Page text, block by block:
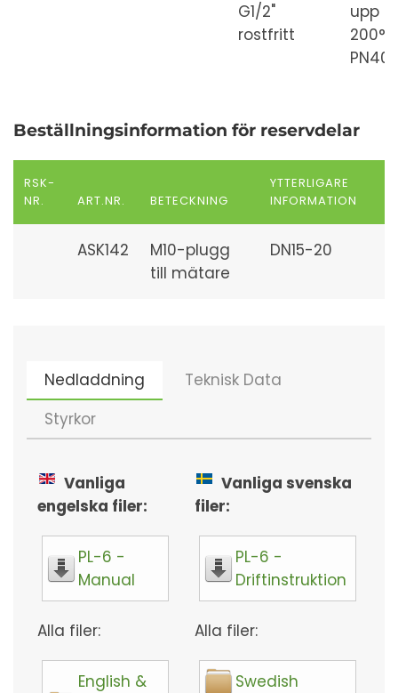
G1/2"
rostfritt
upp
PN40
Beställningsinformation för reservdelar
RSK-
NR.
ART.NR. BETECKNING
YTTERLIGARE
INFORMATION
ASK142
M10-plugg
till mätare
DN15-20
Nedladdning
Teknisk Data
Styrkor
Vanliga
engelska filer:
PL-6 -
Manual
Alla filer:
English &
Vanliga svenska
filer:
PL-6 -
Driftinstruktion
Alla filer:
Swedish